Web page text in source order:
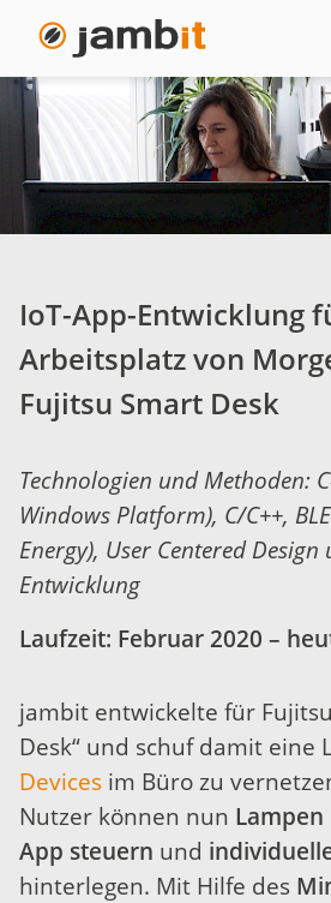
IoT-
App-
Entwicklung
für
Arbeitsplatz
von
Fujitsu
Smart
Desk
IoT-App-Entwicklung
Arbeitsplatz von
Fujitsu Smart Desk
Technologien und Methoden:
Windows Platform), C/C++,
Energy), User Centered Design
Entwicklung
Laufzeit: Februar 2020 –
jambit entwickelte für
Desk“ und schuf damit eine
Devices im Büro zu
Nutzer können nun Lampen
App steuern und
hinterlegen. Mit Hilfe des